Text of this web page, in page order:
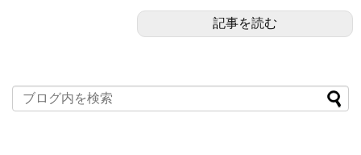
記事を読む